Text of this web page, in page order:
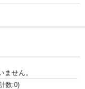
島市）
せん。
数:0)